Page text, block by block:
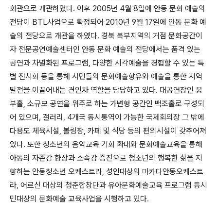
회관으로 개관하였다. 이후 2005년 4월 8일에 안동 문화 예술의
전당이 BTL사업으로 확정되어 2010년 9월 17일에 안동 문화 예
술의 전당으로 개관을 하였다. 경북 북부지역의 거점 문화공간이
자 전문공연예술센터인 안동 문화 예술의 전당에서는 품격 있는
공연과 차별화된 프로그램, 다양한 시각예술을 경험할 수 있는 특
별 전시회 등을 통해 시민들의 문화예술향유와 예술을 통한 지역
발전을 이끌어내는 견인차 역할을 담당하고 있다. 대공연장인 웅
부홀, 소규모 공연을 위주로 하는 가변형 공간인 백조홀로 구성되
어 있으며, 갤러리, 4개국 동시통역이 가능한 국제회의장 그 밖에
다용도 체육시설, 볼링장, 카페 및 식당 등의 편의시설이 갖추어져
있다. 또한 청소년의 음악교육 기회 확대와 문화예술교육을 통해
아동의 자존감 향상과 소속감 증진으로 청소년의 행복한 삶을 지
향하는 안동청소년 오케스트라, 성인대상의 마카다안동오케스트
라, 어르신 대상의 청춘합창단과 유아문화예술교육 프로그램 등시
민대상의 문화예술 교육사업을 시행하고 있다.